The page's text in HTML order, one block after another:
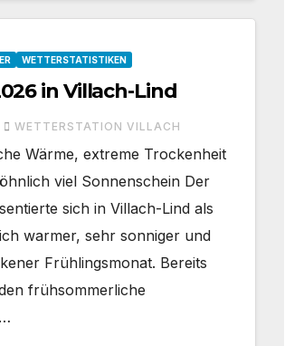
WETTERSTATISTIKEN
in Villach-Lind
WETTERSTATION VILLACH
Wärme, extreme Trockenheit
viel Sonnenschein Der
sich in Villach-Lind als
warmer, sehr sonniger und
Frühlingsmonat. Bereits
frühsommerliche